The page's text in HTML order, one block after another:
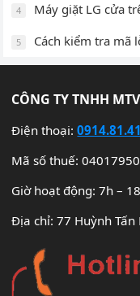
4 Máy giặt LG cửa
5 Cách kiểm tra mã
CÔNG TY TNHH
Điện thoại:
Mã số thuế:
Giờ hoạt động: 7h –
Địa chỉ: 77 Huỳnh Tấn